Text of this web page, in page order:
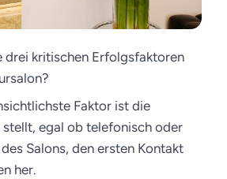
drei kritischen Erfolgsfaktoren
Faktor ist die
stellt, egal ob telefonisch oder
Salons, den ersten Kontakt
her.